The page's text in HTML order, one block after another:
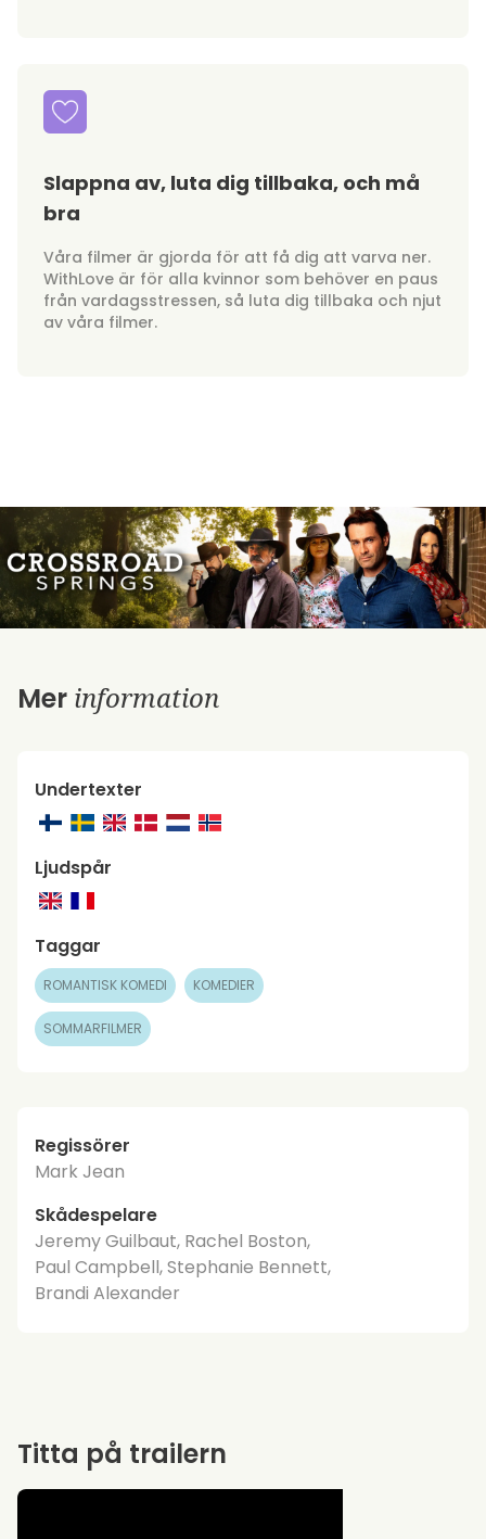
Slappna av, luta dig tillbaka, och må
bra
Våra filmer är gjorda för att få dig att varva ner.
WithLove är för alla kvinnor som behöver en paus
från vardagsstressen, så luta dig tillbaka och njut
av våra filmer.
Mer information
Undertexter
Ljudspår
Taggar
ROMANTISK KOMEDI KOMEDIER
SOMMARFILMER
Regissörer
Mark Jean
Skådespelare
Jeremy Guilbaut, Rachel Boston,
Paul Campbell, Stephanie Bennett,
Brandi Alexander
Titta på trailern